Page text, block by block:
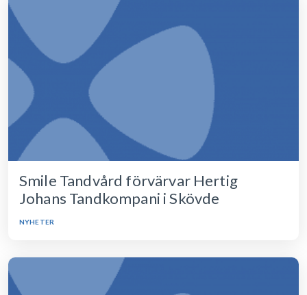
Smile Tandvård förvärvar Hertig
Johans Tandkompani i Skövde
NYHETER